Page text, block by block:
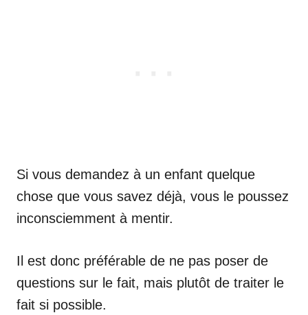
Si vous demandez à un enfant quelque
chose que vous savez déjà, vous le poussez
inconsciemment à mentir.
Il est donc préférable de ne pas poser de
questions sur le fait, mais plutôt de traiter le
fait si possible.